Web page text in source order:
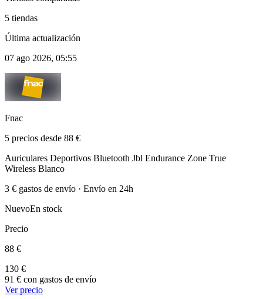
5 tiendas
Última actualización
07 ago 2026, 05:55
Fnac
5 precios desde 88 €
Auriculares Deportivos Bluetooth Jbl Endurance Zone True
Wireless Blanco
3 € gastos de envío · Envío en 24h
NuevoEn stock
Precio
88 €
130 €
91 € con gastos de envío
Ver precio